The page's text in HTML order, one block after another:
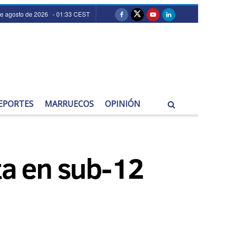
agosto de 2026 - 01:33 CEST
MARRUECOS OPINIÓN
en sub-12